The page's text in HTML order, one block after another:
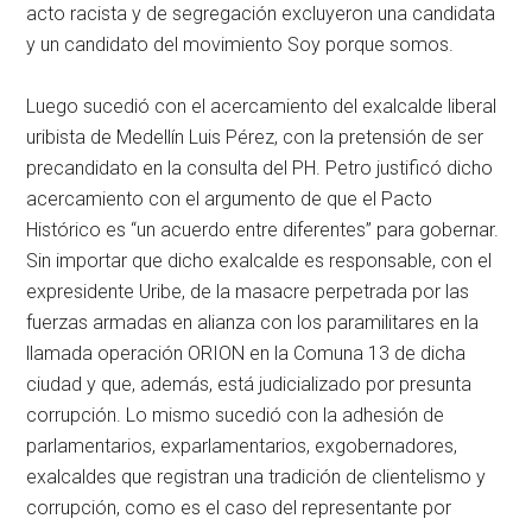
acto racista y de segregación excluyeron una candidata
y un candidato del movimiento Soy porque somos.
Luego sucedió con el acercamiento del exalcalde liberal
uribista de Medellín Luis Pérez, con la pretensión de ser
precandidato en la consulta del PH. Petro justificó dicho
acercamiento con el argumento de que el Pacto
Histórico es “un acuerdo entre diferentes” para gobernar.
Sin importar que dicho exalcalde es responsable, con el
expresidente Uribe, de la masacre perpetrada por las
fuerzas armadas en alianza con los paramilitares en la
llamada operación ORION en la Comuna 13 de dicha
ciudad y que, además, está judicializado por presunta
corrupción. Lo mismo sucedió con la adhesión de
parlamentarios, exparlamentarios, exgobernadores,
exalcaldes que registran una tradición de clientelismo y
corrupción, como es el caso del representante por